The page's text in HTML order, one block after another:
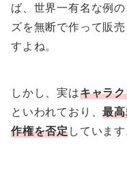
ば、世界一有名な例
ズを無断で作って販
すよね。
しかし、実はキャラ
といわれており、最
作権を否定しています